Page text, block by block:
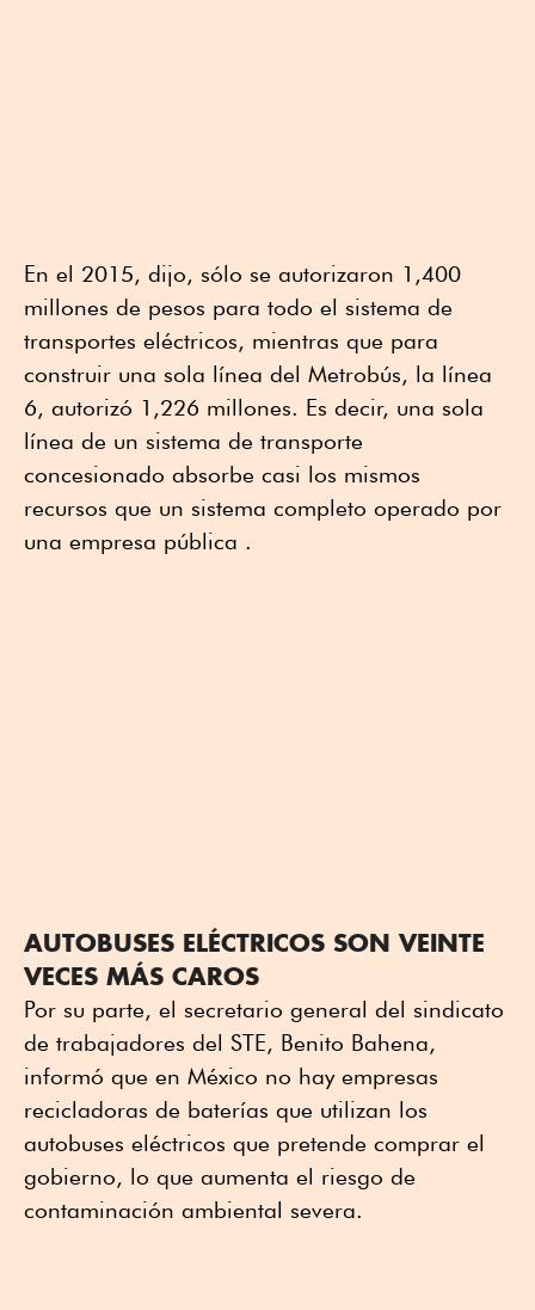
En el 2015, dijo, sólo se autorizaron 1,400
millones de pesos para todo el sistema de
transportes eléctricos, mientras que para
construir una sola línea del Metrobús, la línea
6, autorizó 1,226 millones. Es decir, una sola
línea de un sistema de transporte
concesionado absorbe casi los mismos
recursos que un sistema completo operado por
una empresa pública .
AUTOBUSES ELÉCTRICOS SON VEINTE
VECES MÁS CAROS
Por su parte, el secretario general del sindicato
de trabajadores del STE, Benito Bahena,
informó que en México no hay empresas
recicladoras de baterías que utilizan los
autobuses eléctricos que pretende comprar el
gobierno, lo que aumenta el riesgo de
contaminación ambiental severa.